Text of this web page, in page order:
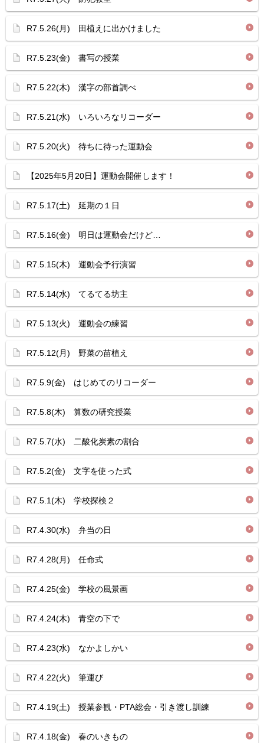
R7.5.26(月) 田植えに出かけました
R7.5.23(金) 書写の授業
R7.5.22(木) 漢字の部首調べ
R7.5.21(水) いろいろなリコーダー
R7.5.20(火) 待ちに待った運動会
【2025年5月20日】運動会開催します！
R7.5.17(土) 延期の１日
R7.5.16(金) 明日は運動会だけど…
R7.5.15(木) 運動会予行演習
R7.5.14(水) てるてる坊主
R7.5.13(火) 運動会の練習
R7.5.12(月) 野菜の苗植え
R7.5.9(金) はじめてのリコーダー
R7.5.8(木) 算数の研究授業
R7.5.7(水) 二酸化炭素の割合
R7.5.2(金) 文字を使った式
R7.5.1(木) 学校探検２
R7.4.30(水) 弁当の日
R7.4.28(月) 任命式
R7.4.25(金) 学校の風景画
R7.4.24(木) 青空の下で
R7.4.23(水) なかよしかい
R7.4.22(火) 筆運び
R7.4.19(土) 授業参観・PTA総会・引き渡し訓練
R7.4.18(金) 春のいきもの